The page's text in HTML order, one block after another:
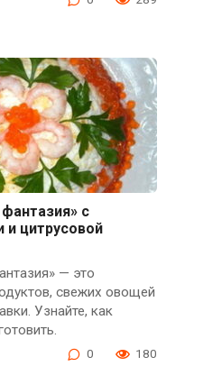
с
и цитрусовой
— это
свежих овощей
Узнайте, как
0 180